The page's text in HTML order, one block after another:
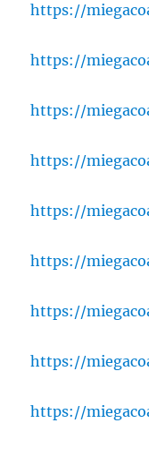
https://
https://
https://
https://
https://
https://
https://
https://
https://